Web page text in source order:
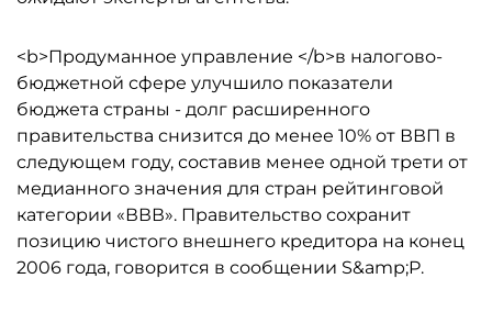
<b>Продуманное управление </b>в налогово-
бюджетной сфере улучшило показатели
бюджета страны - долг расширенного
правительства снизится до менее 10% от ВВП в
следующем году, составив менее одной трети от
медианного значения для стран рейтинговой
категории «ВВВ». Правительство сохранит
позицию чистого внешнего кредитора на конец
2006 года, говорится в сообщении S&amp;P.